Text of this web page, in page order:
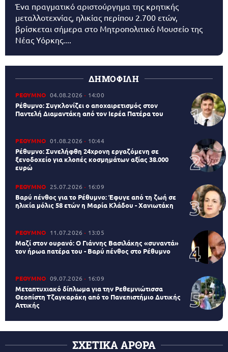
Ένα πραγματικό αριστούργημα της κρητικής
μεταλλοτεχνίας, ηλικίας περίπου 2.700 ετών,
βρίσκεται σήμερα στο Μητροπολιτικό Μουσείο της
Νέας Υόρκης....
ΔΗΜΟΦΙΛΗ
ΡΕΘΥΜΝΟ 04.08.2026 14:00
Ρέθυμνο: Συγκλονίζει ο αποχαιρετισμός στον
Παντελή Διαμαντάκη από τον Ιερέα Πατέρα του
ΡΕΘΥΜΝΟ 01.08.2026 10:44
Ρέθυμνο: Συνελήφθη 24χρονη εργαζόμενη σε
ξενοδοχείο για κλοπές κοσμημάτων αξίας 38.000
ευρώ
ΡΕΘΥΜΝΟ 25.07.2026 16:09
Βαρύ πένθος για το Ρέθυμνο: Έφυγε από τη ζωή σε
ηλικία μόλις 58 ετών η Μαρία Κλάδου - Χανιωτάκη
ΡΕΘΥΜΝΟ 11.07.2026 13:05
Μαζί στον ουρανό: Ο Γιάννης Βασιλάκης «συναντά»
τον ήρωα πατέρα του - Βαρύ πένθος στο Ρέθυμνο
ΡΕΘΥΜΝΟ 09.07.2026 16:09
Μεταπτυχιακό δίπλωμα για την Ρεθεμνιώτισσα
Θεοπίστη Τζαγκαράκη από το Πανεπιστήμιο Δυτικής
Αττικής
ΣΧΕΤΙΚΑ ΑΡΘΡΑ